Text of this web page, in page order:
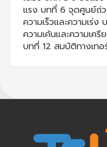
แรง บทที่ 6 จุดศูนย์ถ่
ความเร็วและความเร่
ความเค้นและความเค
บทที่ 12 สมบัติทางเทอ